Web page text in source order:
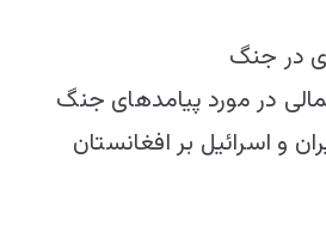
در جنگ
در مورد پیامدهای جنگ
و اسرائیل بر افغانستان